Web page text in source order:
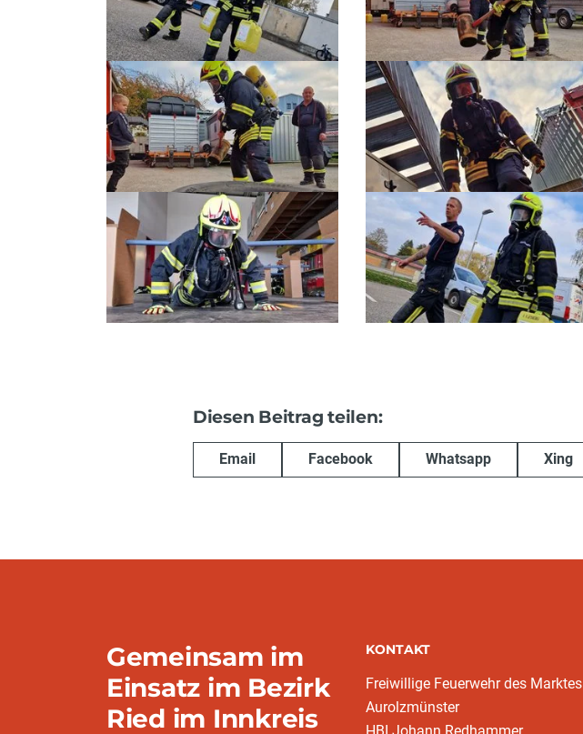
Diesen Beitrag teilen:
Email Facebook Whatsapp Xing
Gemeinsam im
Einsatz im Bezirk
Ried im Innkreis
KONTAKT
Freiwillige Feuerwehr des Marktes
Aurolzmünster